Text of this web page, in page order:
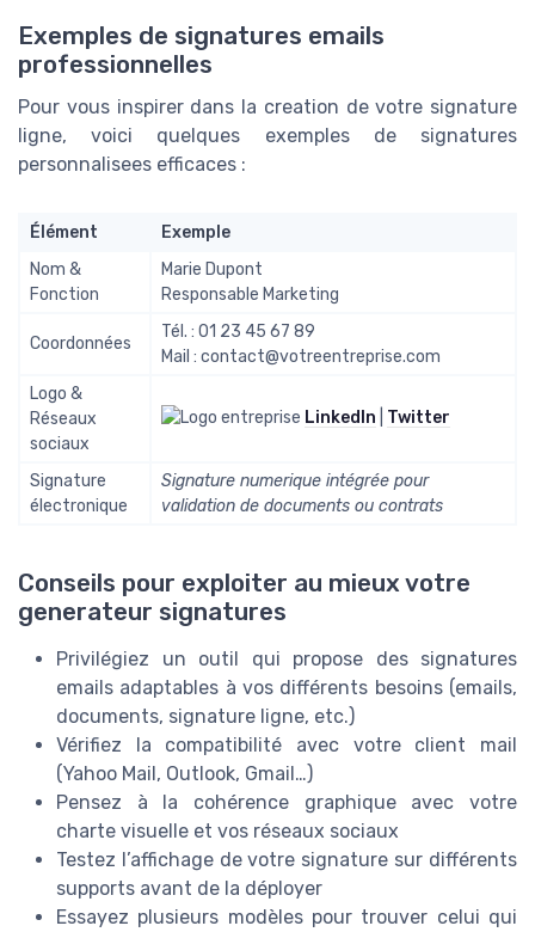
Exemples de signatures emails
professionnelles
Pour vous inspirer dans la creation de votre signature
ligne, voici quelques exemples de signatures
personnalisees efficaces :
Élément
Exemple
Nom &
Fonction
Marie Dupont
Responsable Marketing
Coordonnées
Tél. : 01 23 45 67 89
Mail : contact@votreentreprise.com
Logo &
Réseaux
sociaux
LinkedIn Twitter
Signature
électronique
Signature numerique intégrée pour
validation de documents ou contrats
Conseils pour exploiter au mieux votre
generateur signatures
Privilégiez un outil qui propose des signatures
emails adaptables à vos différents besoins (emails,
documents, signature ligne, etc.)
Vérifiez la compatibilité avec votre client mail
(Yahoo Mail, Outlook, Gmail…)
Pensez à la cohérence graphique avec votre
charte visuelle et vos réseaux sociaux
Testez l’affichage de votre signature sur différents
supports avant de la déployer
Essayez plusieurs modèles pour trouver celui qui